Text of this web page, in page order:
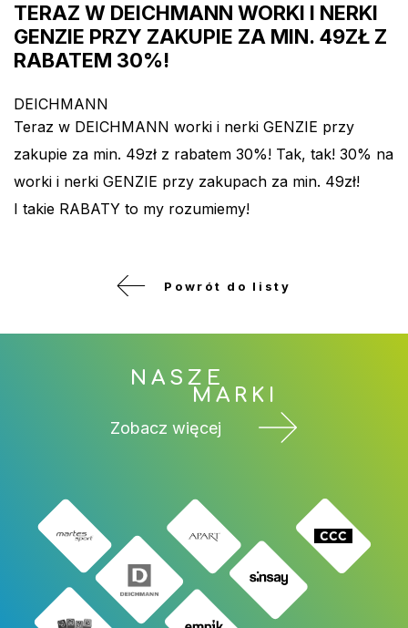
TERAZ W DEICHMANN WORKI I NERKI
GENZIE PRZY ZAKUPIE ZA MIN. 49ZŁ Z
RABATEM 30%!
DEICHMANN
Teraz w DEICHMANN worki i nerki GENZIE przy
zakupie za min. 49zł z rabatem 30%! Tak, tak! 30% na
worki i nerki GENZIE przy zakupach za min. 49zł!
I takie RABATY to my rozumiemy!
Powrót do listy
NASZE
MARKI
Zobacz więcej